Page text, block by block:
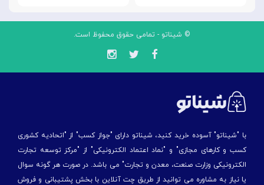
© شیناتو - تمامی حقوق محفوظ است.
با "شیناتو" آسوده خرید کنید، شیناتو دارای "جواز کسب" از "اتحادیه کشوری
کسب و کارهای مجازی" و "نماد اعتماد الکترونیکی" از "مركز توسعه تجارت
الكترونیكی وزارت صنعت، معدن و تجارت" می باشد. در صورت هر گونه سوال
یا نیاز به مشاوره می توانید از طریق چت آنلاین با بخش پشتیبانی و فروش